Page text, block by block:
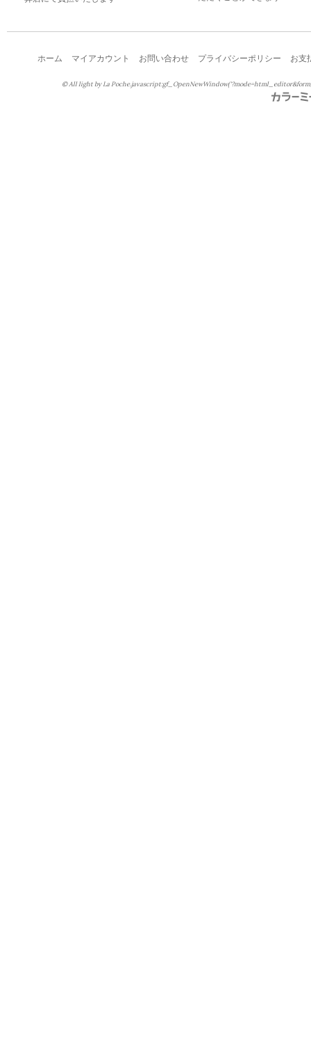
ホーム マイアカウント お問い合わせ プライバシーポリシー お支
© All light by La